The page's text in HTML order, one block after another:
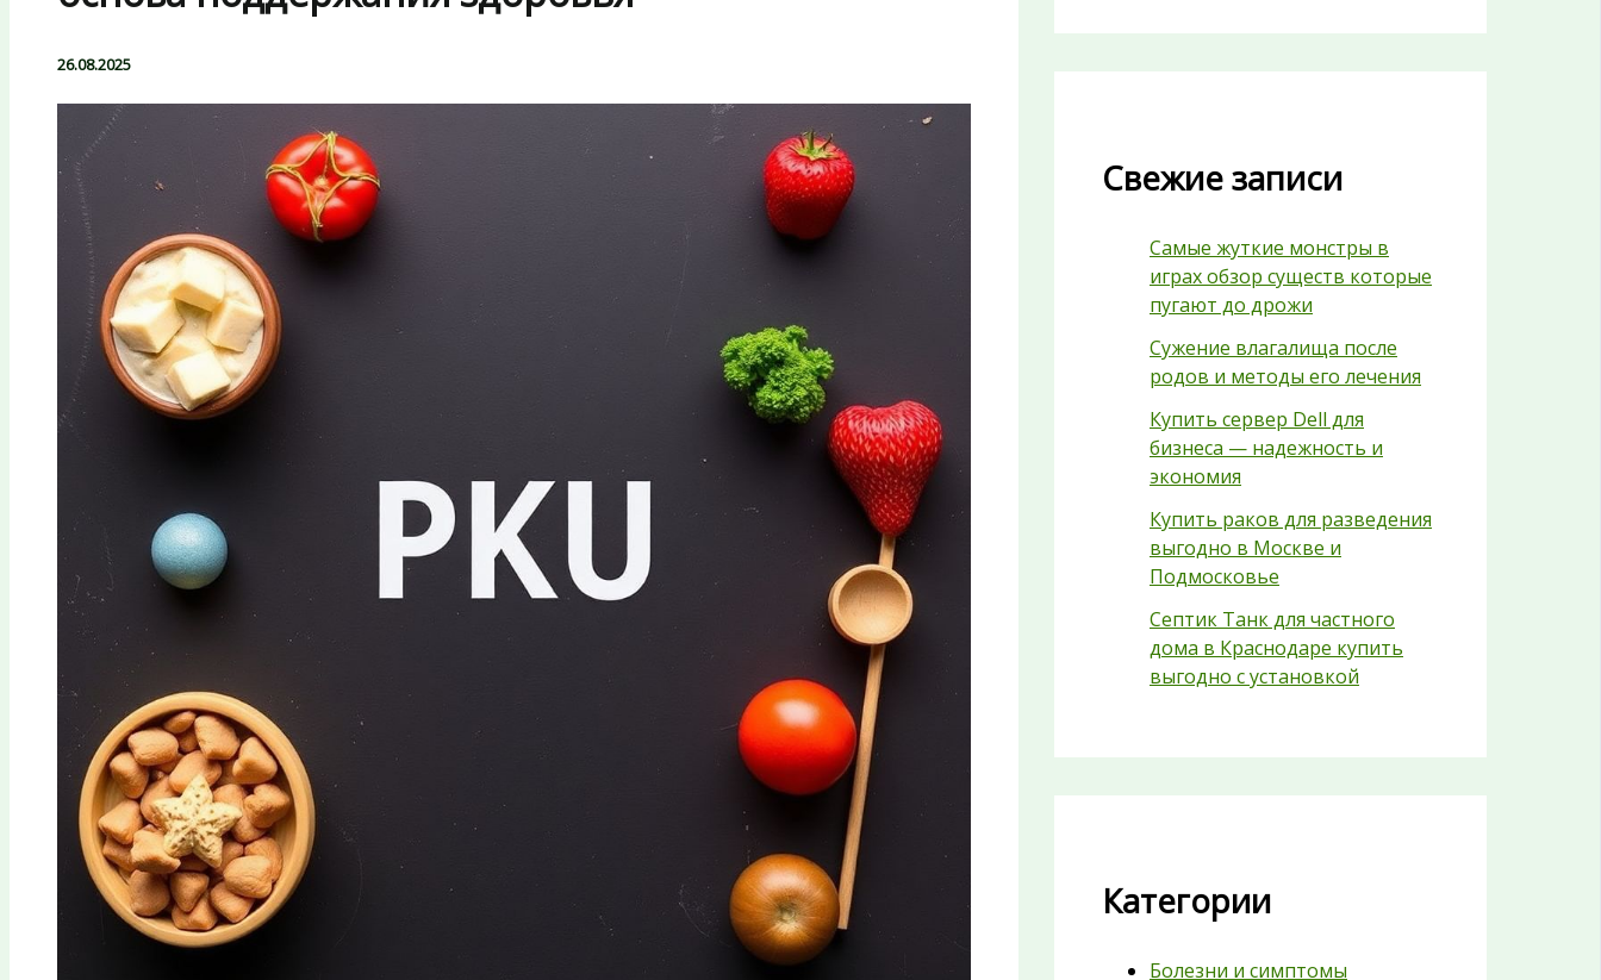
26.08.2025
Свежие записи
Самые жуткие монстры в
играх обзор существ которые
пугают до дрожи
Сужение влагалища после
родов и методы его лечения
Купить сервер Dell для
бизнеса — надежность и
экономия
Купить раков для разведения
выгодно в Москве и
Подмосковье
Септик Танк для частного
дома в Краснодаре купить
выгодно с установкой
Категории
Болезни и симптомы